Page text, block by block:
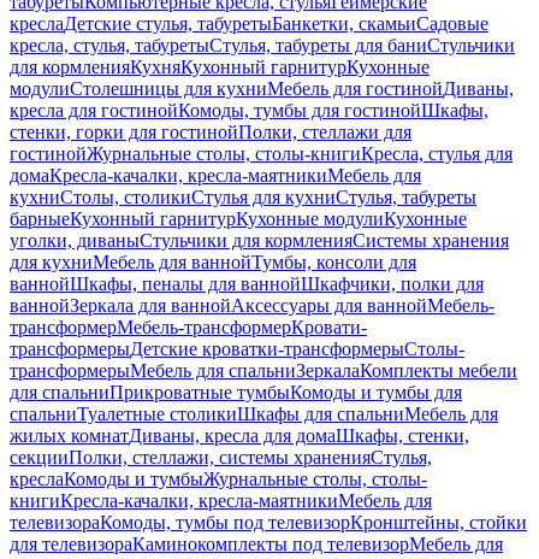
креслаДетские стулья, табуретыБанкетки, скамьиСадовые
кресла, стулья, табуретыСтулья, табуреты для баниСтульчики
для кормленияКухняКухонный гарнитурКухонные
модулиСтолешницы для кухниМебель для гостинойДиваны,
кресла для гостинойКомоды, тумбы для гостинойШкафы,
стенки, горки для гостинойПолки, стеллажи для
гостинойЖурнальные столы, столы-книгиКресла, стулья для
домаКресла-качалки, кресла-маятникиМебель для
кухниСтолы, столикиСтулья для кухниСтулья, табуреты
барныеКухонный гарнитурКухонные модулиКухонные
уголки, диваныСтульчики для кормленияСистемы хранения
для кухниМебель для ваннойТумбы, консоли для
ваннойШкафы, пеналы для ваннойШкафчики, полки для
ваннойЗеркала для ваннойАксессуары для ваннойМебель-
трансформерМебель-трансформерКровати-
трансформерыДетские кроватки-трансформерыСтолы-
трансформерыМебель для спальниЗеркалаКомплекты мебели
для спальниПрикроватные тумбыКомоды и тумбы для
спальниТуалетные столикиШкафы для спальниМебель для
жилых комнатДиваны, кресла для домаШкафы, стенки,
секцииПолки, стеллажи, системы храненияСтулья,
креслаКомоды и тумбыЖурнальные столы, столы-
книгиКресла-качалки, кресла-маятникиМебель для
телевизораКомоды, тумбы под телевизорКронштейны, стойки
для телевизораКаминокомплекты под телевизорМебель для